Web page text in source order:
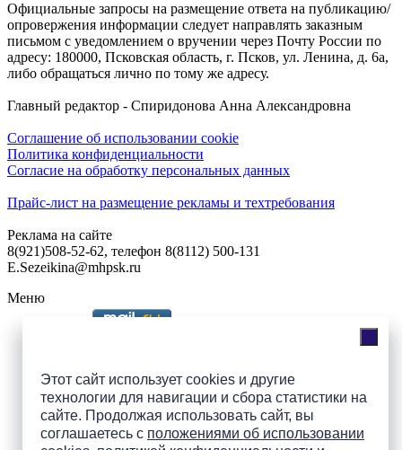
Этот сайт использует cookies и другие
технологии для навигации и сбора статистики на
сайте. Продолжая использовать сайт, вы
соглашаетесь с положениями об использовании
Официальные запросы на размещение ответа на публикацию/
опровержения информации следует направлять заказным
письмом с уведомлением о вручении через Почту России по
адресу: 180000, Псковская область, г. Псков, ул. Ленина, д. 6а,
либо обращаться лично по тому же адресу.
Главный редактор - Спиридонова Анна Александровна
Соглашение об использовании cookie
Политика конфиденциальности
Согласие на обработку персональных данных
Прайс-лист на размещение рекламы и техтребования
Реклама на сайте
8(921)508-52-62, телефон 8(8112) 500-131
E.Sezeikina@mhpsk.ru
Меню
Подпишись на группы
ПАИ в соцсетях!